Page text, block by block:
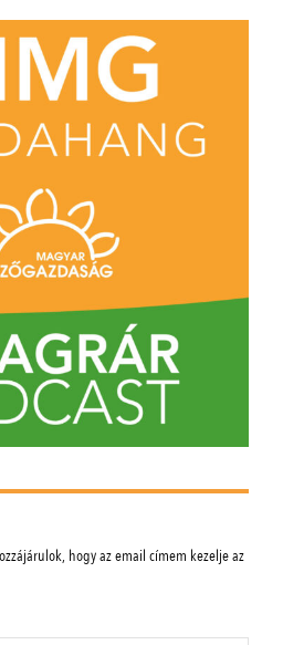
hogy az email címem kezelje az